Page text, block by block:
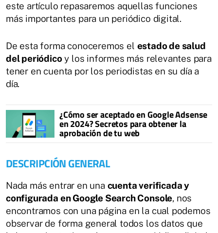
este artículo repasaremos aquellas funciones
más importantes para un periódico digital.
De esta forma conoceremos el estado de salud
del periódicoy los informes más relevantes para
tener en cuenta por los periodistas en su día a
día.
¿Cómo ser aceptado en Google Adsense
en 2024? Secretos para obtener la
aprobación de tu web
DESCRIPCIÓN GENERAL
Nada más entrar en una cuenta verificada y
configurada en Google Search Console, nos
encontramos con una página en la cual podemos
observar de forma general todos los datos que